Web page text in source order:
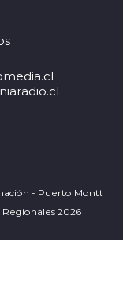
- Puerto Montt
2026